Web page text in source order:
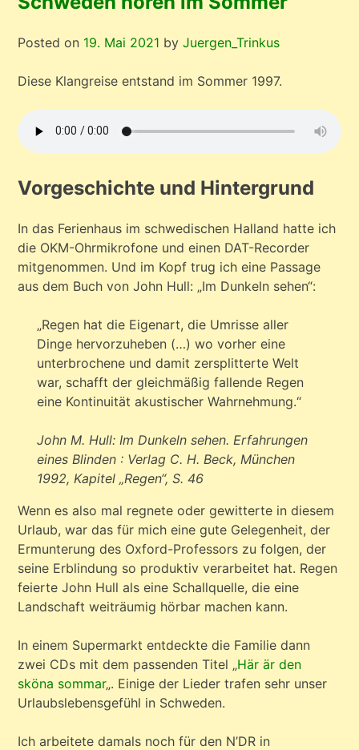
Posted on 19. Mai 2021 byJuergen_Trinkus
Diese Klangreise entstand im Sommer 1997.
Vorgeschichte und Hintergrund
In das Ferienhaus im schwedischen Halland hatte ich
die OKM-Ohrmikrofone und einen DAT-Recorder
mitgenommen. Und im Kopf trug ich eine Passage
aus dem Buch von John Hull: „Im Dunkeln sehen“:
„Regen hat die Eigenart, die Umrisse aller
Dinge hervorzuheben (…) wo vorher eine
unterbrochene und damit zersplitterte Welt
war, schafft der gleichmäßig fallende Regen
eine Kontinuität akustischer Wahrnehmung.“
John M. Hull: Im Dunkeln sehen. Erfahrungen
eines Blinden : Verlag C. H. Beck, München
1992, Kapitel „Regen“, S. 46
Wenn es also mal regnete oder gewitterte in diesem
Urlaub, war das für mich eine gute Gelegenheit, der
Ermunterung des Oxford-Professors zu folgen, der
seine Erblindung so produktiv verarbeitet hat. Regen
feierte John Hull als eine Schallquelle, die eine
Landschaft weiträumig hörbar machen kann.
In einem Supermarkt entdeckte die Familie dann
zwei CDs mit dem passenden Titel „Här är den
sköna sommar„. Einige der Lieder trafen sehr unser
Urlaubslebensgefühl in Schweden.
Ich arbeitete damals noch für den N’DR in